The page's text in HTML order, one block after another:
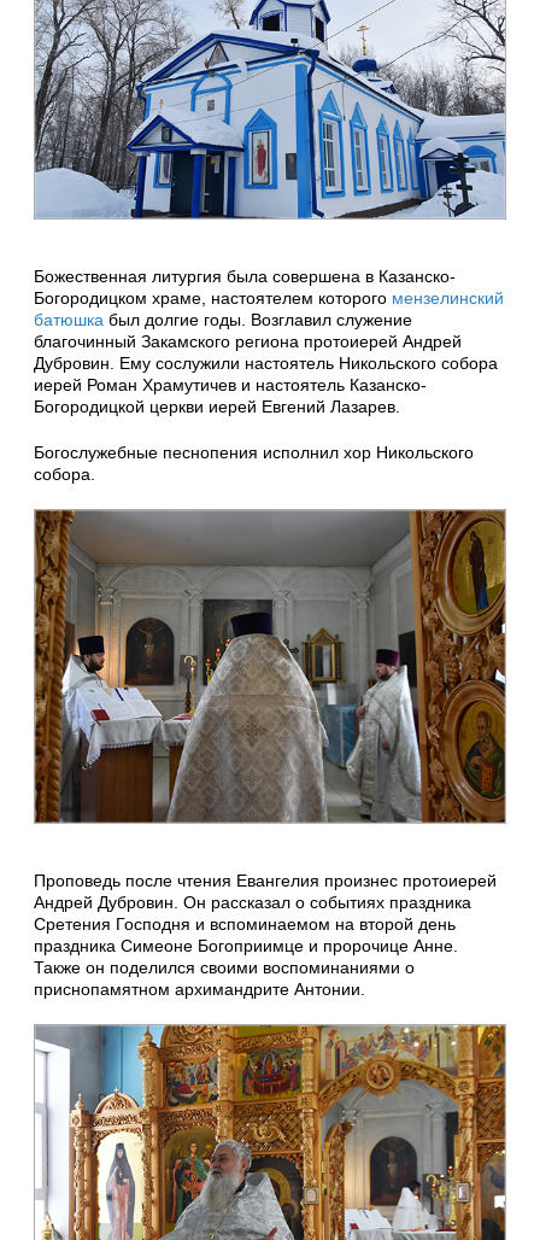
Божественная литургия была совершена в Казанско-
Богородицком храме, настоятелем которого мензелинский
батюшка был долгие годы. Возглавил служение
благочинный Закамского региона протоиерей Андрей
Дубровин. Ему сослужили настоятель Никольского собора
иерей Роман Храмутичев и настоятель Казанско-
Богородицкой церкви иерей Евгений Лазарев.
Богослужебные песнопения исполнил хор Никольского
собора.
Проповедь после чтения Евангелия произнес протоиерей
Андрей Дубровин. Он рассказал о событиях праздника
Сретения Господня и вспоминаемом на второй день
праздника Симеоне Богоприимце и пророчице Анне.
Также он поделился своими воспоминаниями о
приснопамятном архимандрите Антонии.